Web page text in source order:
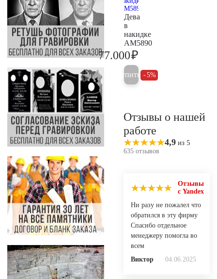
Дева
в
накидке
AM5890
77.000₽
Купить 5%
Отзывы о нашей
работе
4,9 из 5
635 отзывов
Отзывы
с Yandex
Ни разу не пожалел что
обратился в эту фирму
Спасибо отдельное
менеджеру помогла во
всем
Виктор
04.06.2025